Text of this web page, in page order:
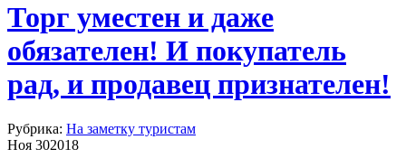
Торг уместен и даже
обязателен! И покупатель
рад, и продавец признателен!
Рубрика: На заметку туристам
Ноя 302018